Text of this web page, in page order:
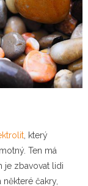
, který
Ten má
je zbavovat lidi
čakry,